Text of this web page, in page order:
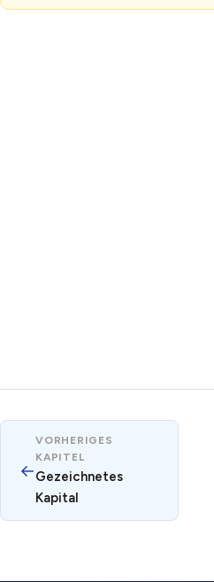
←
VORHERIGES
KAPITEL
Gezeichnetes
Kapital